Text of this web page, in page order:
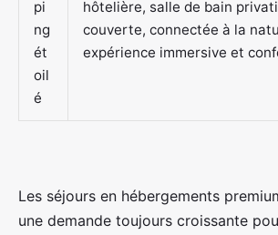
pi
ng
ét
oil
é
hôtelière, salle de bain
couverte, connectée à la
expérience immersive et
Les séjours en hébergements
une demande toujours croissante